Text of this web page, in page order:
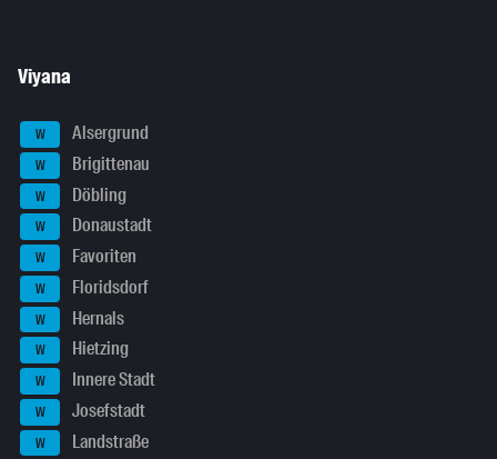
Viyana
W Alsergrund
W Brigittenau
W Döbling
W Donaustadt
W Favoriten
W Floridsdorf
W Hernals
W Hietzing
W Innere Stadt
W Josefstadt
W Landstraße